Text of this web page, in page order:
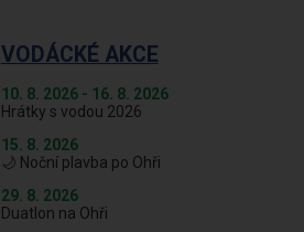
VODÁCKÉ AKCE
10. 8. 2026 - 16. 8. 2026
Hrátky s vodou 2026
15. 8. 2026
🌙 Noční plavba po Ohři
29. 8. 2026
Duatlon na Ohři